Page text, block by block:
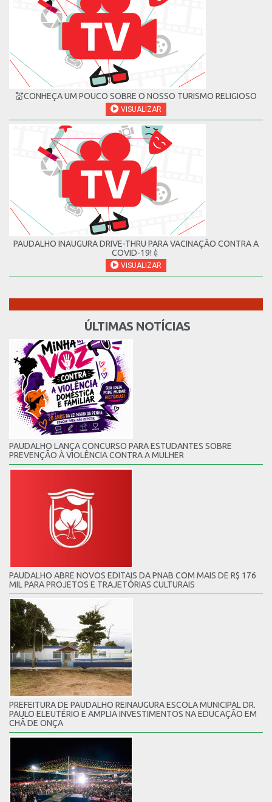
💒CONHEÇA UM POUCO SOBRE O NOSSO TURISMO RELIGIOSO
VISUALIZAR
PAUDALHO INAUGURA DRIVE-THRU PARA VACINAÇÃO CONTRA A
COVID-19!💉
VISUALIZAR
ÚLTIMAS NOTÍCIAS
PAUDALHO LANÇA CONCURSO PARA ESTUDANTES SOBRE
PREVENÇÃO À VIOLÊNCIA CONTRA A MULHER
PAUDALHO ABRE NOVOS EDITAIS DA PNAB COM MAIS DE R$ 176
MIL PARA PROJETOS E TRAJETÓRIAS CULTURAIS
PREFEITURA DE PAUDALHO REINAUGURA ESCOLA MUNICIPAL DR.
PAULO ELEUTÉRIO E AMPLIA INVESTIMENTOS NA EDUCAÇÃO EM
CHÃ DE ONÇA